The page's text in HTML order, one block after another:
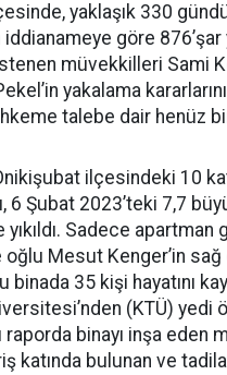
yaklaşık 330
iddianameye göre 876’şar
müvekkilleri Sami
yakalama
talebe dair henüz
ilçesindeki 10
6 Şubat 2023’teki 7,7
Sadece
oğlu Mesut Kenger’in sağ
binada 35 kişi hayatını
(KTÜ) yedi
raporda binayı inşa eden
katında bulunan ve